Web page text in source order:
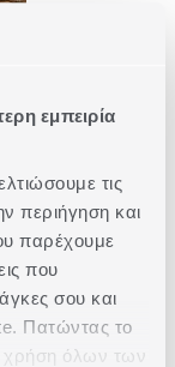
εμπειρία
τις
περιήγηση και
παρέχουμε
που
σου και
Πατώντας το
όλων των